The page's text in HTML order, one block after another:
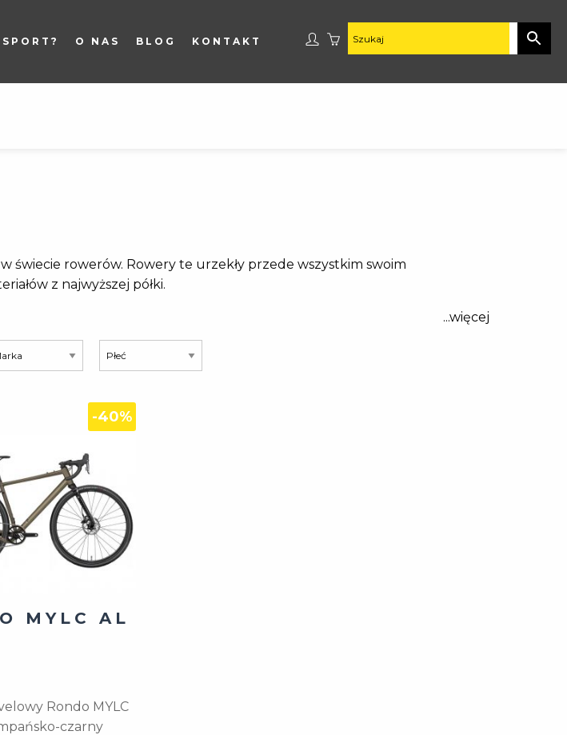
O NAS BLOG KONTAKT
świecie rowerów. Rowery te urzekły przede wszystkim swoim
z najwyższej półki.
...więcej
-40%
MYLC AL
Rondo MYLC
czarny